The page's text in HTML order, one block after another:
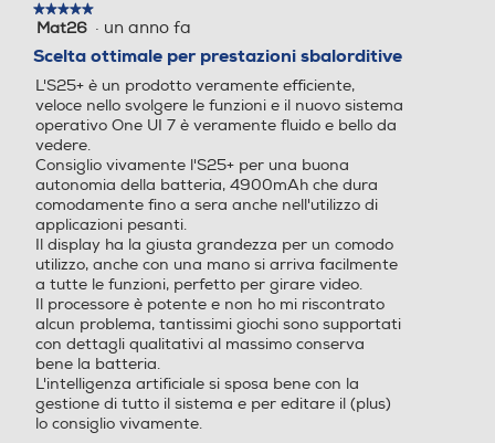
Riepiloghi
della tua
giornata
Viva voce Viva voce
Vibrazione Vibrazione
Altre funzioni
Always On Display Galaxy
AI: Assistente chiamata, As
sistente alla scrittura, Inter
prete, Assistente note, Assi
stente trascrizione, Assiste
nte web, Assistente foto, A
Altre funzioni
★★★★★
★★★★★
5
5
stelle.
Mat26 · un anno fa
Scelta ottimale per prestazioni sbalorditive
L'S25+ è un prodotto veramente efficiente,
veloce nello svolgere le funzioni e il nuovo sistema
operativo One UI 7 è veramente fluido e bello da
vedere.
Consiglio vivamente l'S25+ per una buona
autonomia della batteria, 4900mAh che dura
comodamente fino a sera anche nell'utilizzo di
applicazioni pesanti.
Il display ha la giusta grandezza per un comodo
utilizzo, anche con una mano si arriva facilmente
a tutte le funzioni, perfetto per girare video.
Il processore è potente e non ho mi riscontrato
alcun problema, tantissimi giochi sono supportati
con dettagli qualitativi al massimo conserva
bene la batteria.
L'intelligenza artificiale si sposa bene con la
gestione di tutto il sistema e per editare il (plus)
lo consiglio vivamente.